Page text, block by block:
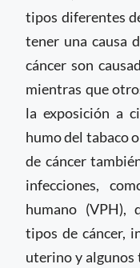
tipos diferentes
tener una causa
cáncer son
mientras que
la exposición a
humo del tabaco
de cáncer
infecciones,
humano (VPH),
tipos de cáncer,
uterino y algunos